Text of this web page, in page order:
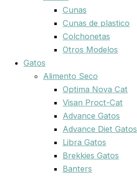
Cunas
Cunas de plastico
Colchonetas
Otros Modelos
Gatos
Alimento Seco
Optima Nova Cat
Visan Proct-Cat
Advance Gatos
Advance Diet Gatos
Libra Gatos
Brekkies Gatos
Banters